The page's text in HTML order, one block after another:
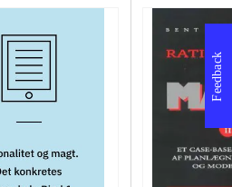
Feedback